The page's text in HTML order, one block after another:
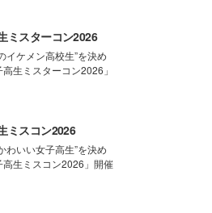
ミスターコン2026
イケメン高校生”を決め
生ミスターコン2026」
ミスコン2026
わいい女子高生”を決め
高生ミスコン2026」開催